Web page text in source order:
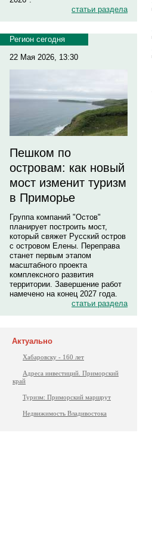
статьи раздела
Регион сегодня
22 Мая 2026, 13:30
Пешком по
островам: как новый
мост изменит туризм
в Приморье
Группа компаний "Остов"
планирует построить мост,
который свяжет Русский остров
с островом Елены. Переправа
станет первым этапом
масштабного проекта
комплексного развития
территории. Завершение работ
намечено на конец 2027 года.
статьи раздела
Актуально
Хабаровску - 160 лет
Адреса инвестиций. Приморский
край
Туризм: Приморский маршрут
Недвижимость Владивостока